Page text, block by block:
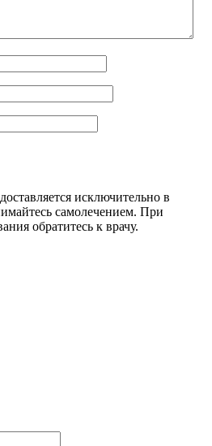
исключительно в
самолечением. При
обратитесь к врачу.